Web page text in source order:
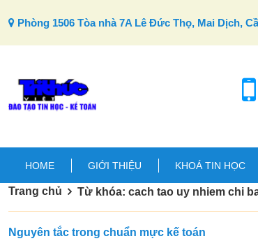
Phòng 1506 Tòa nhà 7A Lê Đức Thọ, Mai Dịch,
HOME GIỚI THIỆU KHOÁ TIN HỌC
Trang chủ Từ khóa: cach tao uy nhiem chi
Nguyên tắc trong chuẩn mực kế toán